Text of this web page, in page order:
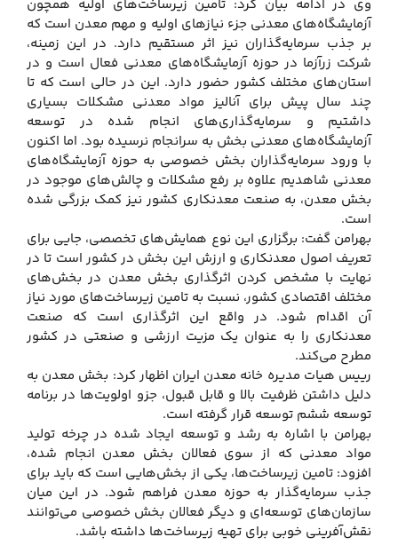
وی در ادامه بیان کرد: تامین زیرساخت‌های اولیه همچون
آزمایشگاه‌های معدنی جزء نیازهای اولیه و مهم معدن است که
بر جذب سرمایه‌گذاران نیز اثر مستقیم دارد. در این زمینه،
شرکت زرآزما در حوزه آزمایشگاه‌های معدنی فعال است و در
استان‌های مختلف کشور حضور دارد. این در حالی است که تا
چند سال پیش برای آنالیز مواد معدنی مشکلات بسیاری
داشتیم و سرمایه‌گذاری‌های انجام شده در توسعه
آزمایشگاه‌های معدنی بخش به سرانجام نرسیده بود. اما اکنون
با ورود سرمایه‌گذاران بخش خصوصی به حوزه آزمایشگاه‌های
معدنی شاهدیم علاوه بر رفع مشکلات و چالش‌های موجود در
بخش معدن، به صنعت معدنکاری کشور نیز کمک بزرگی شده
است.
بهرامن گفت: برگزاری این نوع همایش‌های تخصصی، جایی برای
تعریف اصول معدنکاری و ارزش این بخش در کشور است تا در
نهایت با مشخص کردن اثرگذاری بخش معدن در بخش‌های
مختلف اقتصادی کشور، نسبت به تامین زیرساخت‌های مورد نیاز
آن اقدام شود. در واقع این اثرگذاری است که صنعت
معدنکاری را به عنوان یک مزیت ارزشی و صنعتی در کشور
مطرح می‌کند.
رییس هیات مدیره خانه معدن ایران اظهار کرد: بخش معدن به
دلیل داشتن ظرفیت بالا و قابل قبول، جزو اولویت‌ها در برنامه
توسعه ششم توسعه قرار گرفته است.
بهرامن با اشاره به رشد و توسعه ایجاد شده در چرخه تولید
مواد معدنی که از سوی فعالان بخش معدن انجام شده،
افزود: تامین زیرساخت‌ها، یکی از بخش‌هایی است که باید برای
جذب سرمایه‌گذار به حوزه معدن فراهم شود. در این میان
سازمان‌های توسعه‌ای و دیگر فعالان بخش خصوصی می‌توانند
نقش‌آفرینی خوبی برای تهیه زیرساخت‌ها داشته باشد.